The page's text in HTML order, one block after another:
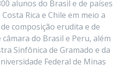
alunos do Brasil e de países
Rica e Chile em meio a
composição erudita e de
do Brasil e Peru, além
Sinfônica de Gramado e da
Federal de Minas